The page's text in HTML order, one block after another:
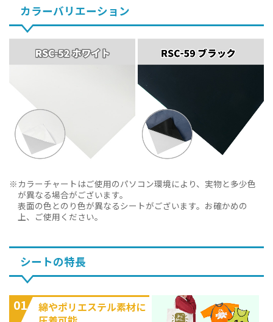
カラーバリエーション
カラーチャートはご使用のパソコン環境により、実物と多少色
が異なる場合がございます。
表面の色とのり色が異なるシートがございます。お確かめの
上、ご使用ください。
シートの特長
01
綿やポリエステル素材に